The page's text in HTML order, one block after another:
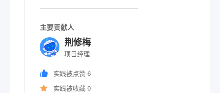
主要贡献人
荆修梅
项目经理
实践被点赞 6
实践被收藏 0